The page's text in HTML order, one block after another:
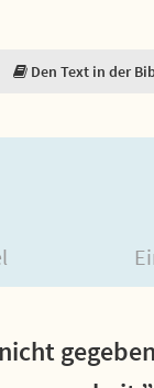
Den Text in der